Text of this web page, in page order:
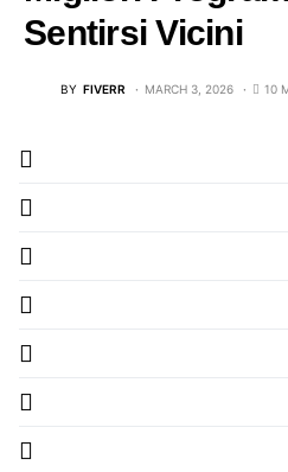
Sentirsi Vicini
BY FIVERR MARCH 3, 2026 10